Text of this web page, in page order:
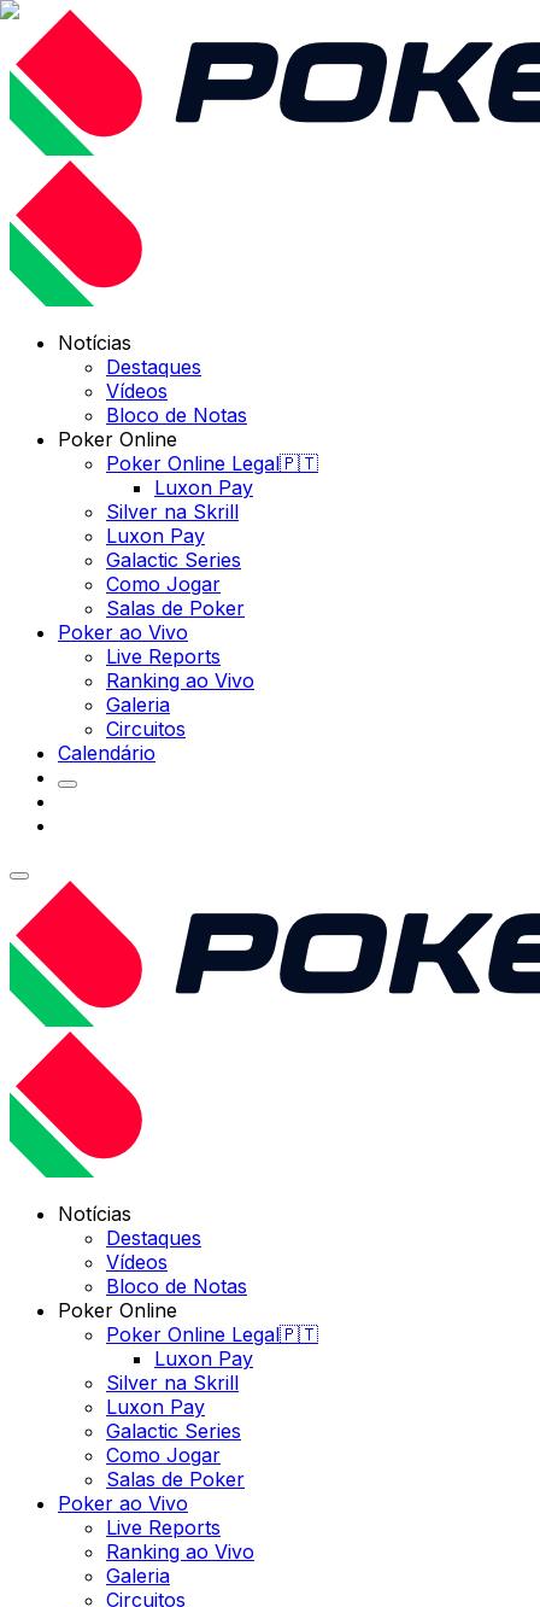
Notícias
Destaques
Vídeos
Bloco de Notas
Poker Online
Poker Online Legal🇵🇹
Luxon Pay
Silver na Skrill
Luxon Pay
Galactic Series
Como Jogar
Salas de Poker
Poker ao Vivo
Live Reports
Ranking ao Vivo
Galeria
Circuitos
Calendário
Notícias
Destaques
Vídeos
Bloco de Notas
Poker Online
Poker Online Legal🇵🇹
Luxon Pay
Silver na Skrill
Luxon Pay
Galactic Series
Como Jogar
Salas de Poker
Poker ao Vivo
Live Reports
Ranking ao Vivo
Galeria
Circuitos